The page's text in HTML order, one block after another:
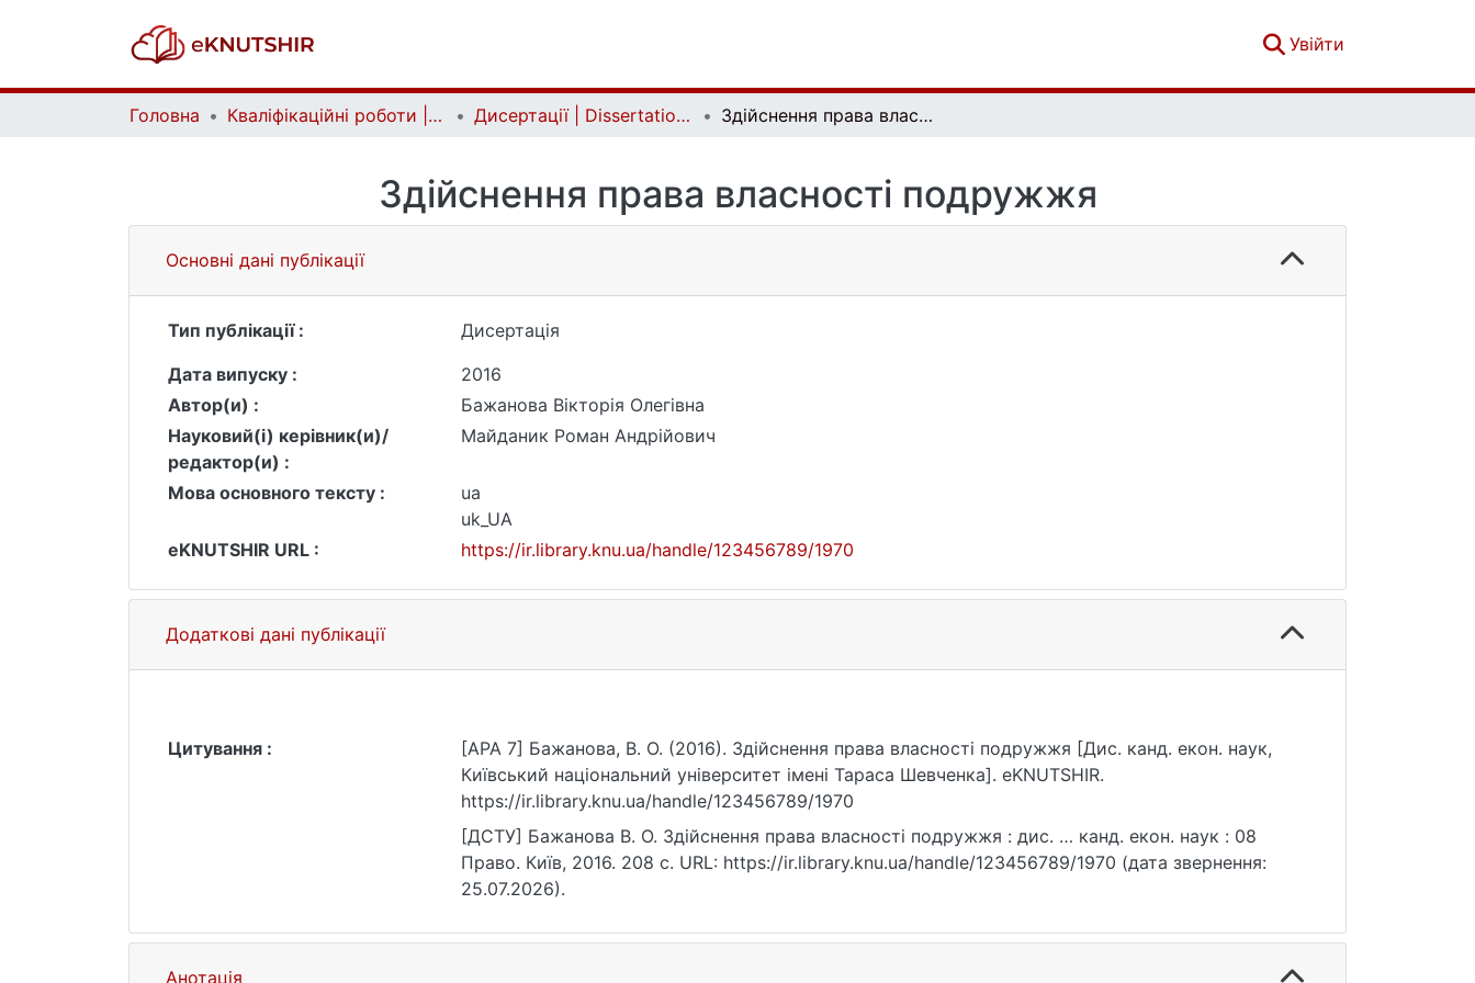
Увійти
Головна Кваліфікаційні роботи | Qualifying works Дисертації | Dissertations Здійснення права власності подружжя
Здійснення права власності подружжя
Основні дані публікації
Тип публікації :
Дисертація
Дата випуску :
2016
Автор(и) :
Бажанова Вікторія Олегівна
Науковий(і) керівник(и)/
редактор(и) :
Майданик Роман Андрійович
Мова основного тексту :
ua
uk_UA
eKNUTSHIR URL :
https://ir.library.knu.ua/handle/123456789/1970
Додаткові дані публікації
Цитування :
[APA 7] Бажанова, В. О. (2016). Здійснення права власності подружжя [Дис. канд. екон. наук,
Київський національний університет імені Тараса Шевченка]. eKNUTSHIR.
https://ir.library.knu.ua/handle/123456789/1970
[ДСТУ] Бажанова В. О. Здійснення права власності подружжя : дис. … канд. екон. наук : 08
Право. Київ, 2016. 208 с. URL: https://ir.library.knu.ua/handle/123456789/1970 (дата звернення:
25.07.2026).
Анотація